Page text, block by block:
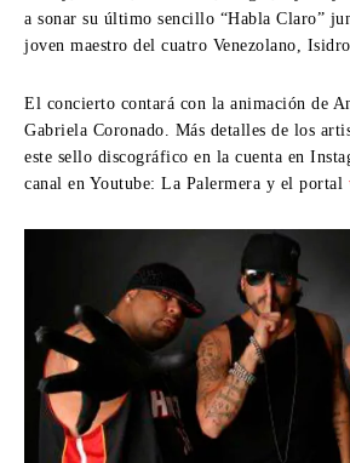
a sonar su último sencillo “Habla Claro”
joven maestro del cuatro Venezolano,
El concierto contará con la animación de
Gabriela Coronado. Más detalles de los
este sello discográfico en la cuenta en
canal en Youtube: La Palermera y el portal